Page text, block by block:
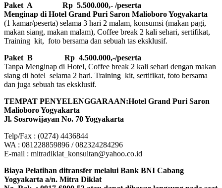
Paket A Rp 5.500.000,- /peserta
Menginap di Hotel Grand Puri Saron Malioboro Yogyakarta
(1 kamar/peserta) selama 3 hari 2 malam, konsumsi (makan pagi,
makan siang, makan malam), Coffee break 2 kali sehari, sertifikat,
Training kit, foto bersama dan sebuah tas eksklusif.
Paket B
Rp 4.500.000,-/peserta
Tanpa Menginap di Hotel, Coffee break 2 kali sehari dengan makan
siang di hotel selama 2 hari. Training kit, sertifikat, foto bersama
dan juga sebuah tas eksklusif.
TEMPAT PENYELENGGARAAN:Hotel Grand Puri Saron
Malioboro Yogyakarta
Jl. Sosrowijayan No. 70 Yogyakarta
Telp/Fax : (0274) 4436844
WA : 081228859896 / 082324284296
E-mail : mitradiklat_konsultan@yahoo.co.id
Biaya Pelatihan ditransfer melalui Bank BNI Cabang
Yogyakarta a/n. Mitra Diklat